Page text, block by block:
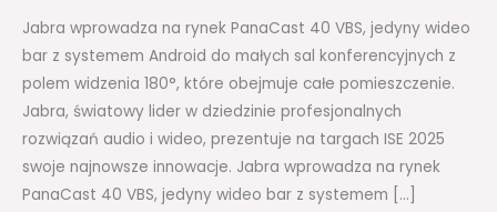
Jabra wprowadza na rynek PanaCast 40 VBS, jedyny wideo
bar z systemem Android do małych sal konferencyjnych z
polem widzenia 180°, które obejmuje całe pomieszczenie.
Jabra, światowy lider w dziedzinie profesjonalnych
rozwiązań audio i wideo, prezentuje na targach ISE 2025
swoje najnowsze innowacje. Jabra wprowadza na rynek
PanaCast 40 VBS, jedyny wideo bar z systemem […]